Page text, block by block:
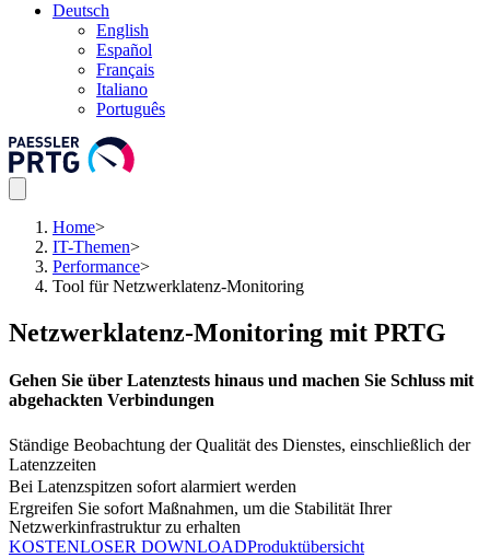
Deutsch
English
Español
Français
Italiano
Português
Home>
IT-Themen>
Performance>
Tool für Netzwerklatenz-Monitoring
Netzwerklatenz-Monitoring mit PRTG
Gehen Sie über Latenztests hinaus und machen Sie Schluss mit
abgehackten Verbindungen
Ständige Beobachtung der Qualität des Dienstes, einschließlich der
Latenzzeiten
Bei Latenzspitzen sofort alarmiert werden
Ergreifen Sie sofort Maßnahmen, um die Stabilität Ihrer
Netzwerkinfrastruktur zu erhalten
KOSTENLOSER DOWNLOADProduktübersicht